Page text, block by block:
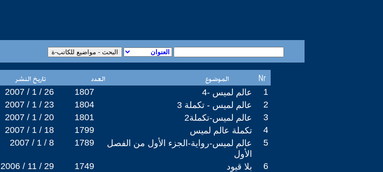
2007 / 1 / 26 1807 عالم لميس -4
1
2007 / 1 / 23 1804 عالم لميس - تكملة 3
2
2007 / 1 / 20 1801 عالم لميس-تكملة2
3
2007 / 1 / 18 1799 تكملة عالم لميس
4
2007 / 1 / 8 1789
عالم لميس-رواية-الجزء الأول من الفصل
الأول
5
2006 / 11 / 29 1749 بلا قيود
6